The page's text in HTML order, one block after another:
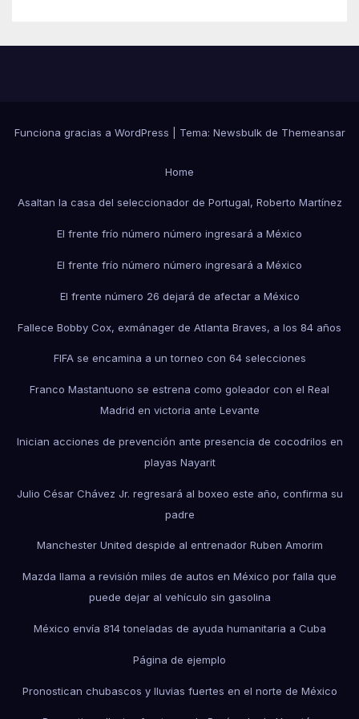
Funciona gracias a WordPress Tema: Newsbulkde Themeansar
Home
Asaltan la casa del seleccionador de Portugal, Roberto Martínez
El frente frío número número ingresará a México
El frente frío número número ingresará a México
El frente número 26 dejará de afectar a México
Fallece Bobby Cox, exmánager de Atlanta Braves, a los 84 años
FIFA se encamina a un torneo con 64 selecciones
Franco Mastantuono se estrena como goleador con el Real
Madrid en victoria ante Levante
Inician acciones de prevención ante presencia de cocodrilos en
playas Nayarit
Julio César Chávez Jr. regresará al boxeo este año, confirma su
padre
Manchester United despide al entrenador Ruben Amorim
Mazda llama a revisión miles de autos en México por falla que
puede dejar al vehículo sin gasolina
México envía 814 toneladas de ayuda humanitaria a Cuba
Página de ejemplo
Pronostican chubascos y lluvias fuertes en el norte de México